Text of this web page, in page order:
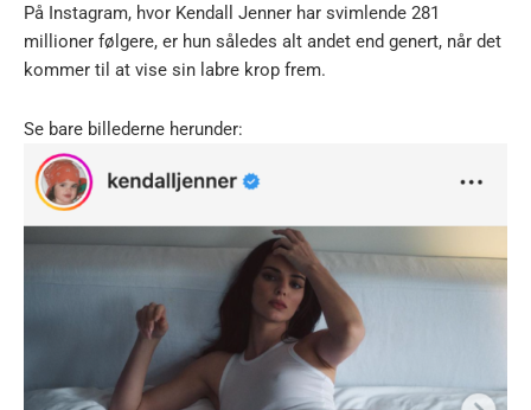
På Instagram, hvor Kendall Jenner har svimlende 281
millioner følgere, er hun således alt andet end genert, når det
kommer til at vise sin labre krop frem.
Se bare billederne herunder: